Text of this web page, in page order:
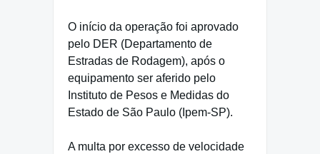
O início da operação foi aprovado
pelo DER (Departamento de
Estradas de Rodagem), após o
equipamento ser aferido pelo
Instituto de Pesos e Medidas do
Estado de São Paulo (Ipem-SP).
A multa por excesso de velocidade